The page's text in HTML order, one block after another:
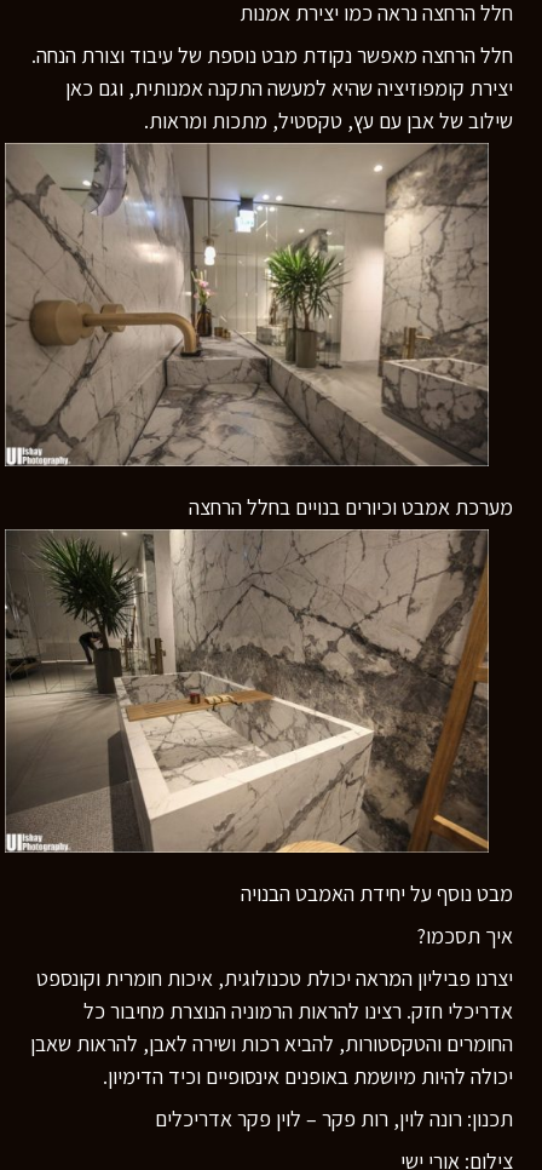
חלל הרחצה נראה כמו יצירת אמנות
חלל הרחצה מאפשר נקודת מבט נוספת של עיבוד וצורת הנחה.
יצירת קומפוזיציה שהיא למעשה התקנה אמנותית, וגם כאן
שילוב של אבן עם עץ, טקסטיל, מתכות ומראות.
מערכת אמבט וכיורים בנויים בחלל הרחצה
מבט נוסף על יחידת האמבט הבנויה
איך תסכמו?
יצרנו פביליון המראה יכולת טכנולוגית, איכות חומרית וקונספט
אדריכלי חזק. רצינו להראות הרמוניה הנוצרת מחיבור כל
החומרים והטקסטורות, להביא רכות ושירה לאבן, להראות שאבן
יכולה להיות מיושמת באופנים אינסופיים וכיד הדימיון.
תכנון: רונה לוין, רות פקר – לוין פקר אדריכלים
צילום: אורי ישי